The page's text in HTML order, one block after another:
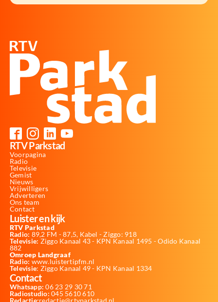
RTV Parkstad
Voorpagina
Radio
Televisie
Gemist
Nieuws
Vrijwilligers
Adverteren
Ons team
Contact
Luister en kijk
RTV Parkstad
Radio: 89,2 FM - 87,5, Kabel - Ziggo: 918
Televisie: Ziggo Kanaal 43 - KPN Kanaal 1495 - Odido Kanaal
882
Omroep Landgraaf
Radio: www.luistertipfm.nl
Televisie: Ziggo Kanaal 49 - KPN Kanaal 1334
Contact
Whatsapp: 06 23 29 30 71
Radiostudio: 045 5610 610
Redactie:redactie@rtvparkstad.nl